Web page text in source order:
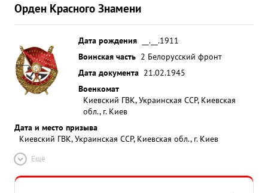
Орден Красного Знамени
Дата рождения
__.__.1911
Воинская часть 2 Белорусский фронт
Дата документа 21.02.1945
Военкомат
Киевский ГВК, Украинская ССР, Киевская
обл., г. Киев
Дата и место призыва
Киевский ГВК, Украинская ССР, Киевская обл., г. Киев
Ещё